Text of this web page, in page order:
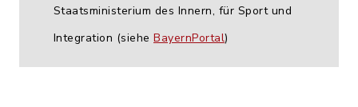
Staatsministerium des Innern, für Sport und
Integration (siehe BayernPortal)